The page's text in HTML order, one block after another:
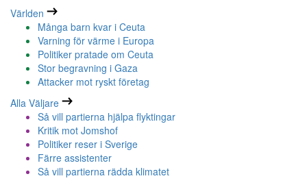
Världen
Många barn kvar i Ceuta
Varning för värme i Europa
Politiker pratade om Ceuta
Stor begravning i Gaza
Attacker mot ryskt företag
Alla Väljare
Så vill partierna hjälpa flyktingar
Kritik mot Jomshof
Politiker reser i Sverige
Färre assistenter
Så vill partierna rädda klimatet